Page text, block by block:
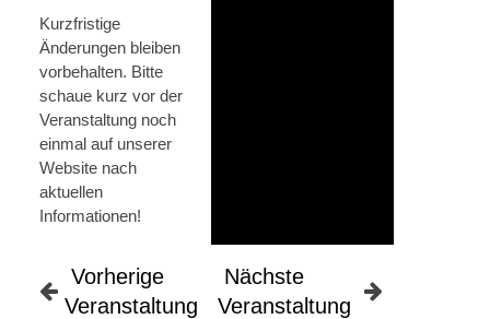
Kurzfristige
Änderungen bleiben
vorbehalten. Bitte
schaue kurz vor der
Veranstaltung noch
einmal auf unserer
Website nach
aktuellen
Informationen!
Vorherige
Veranstaltung
Nächste
Veranstaltung